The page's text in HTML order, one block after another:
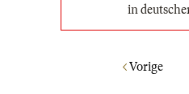
in
Vorige